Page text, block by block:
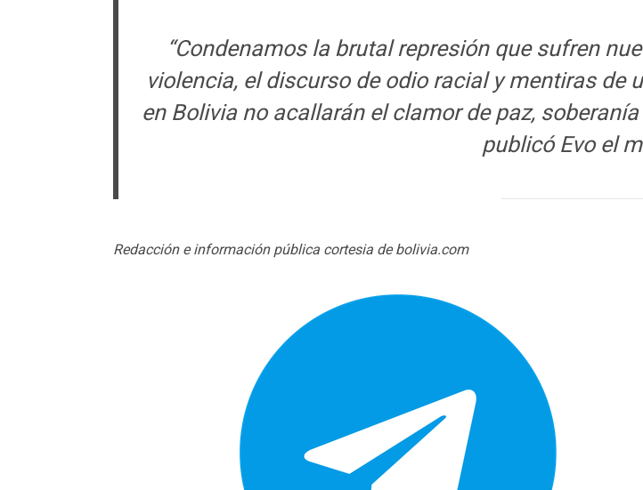
“Condenamos la brutal represión que sufren
violencia, el discurso de odio racial y mentiras de
en Bolivia no acallarán el clamor de paz,
publicó Evo el
Redacción e información pública cortesia de bolivia.com